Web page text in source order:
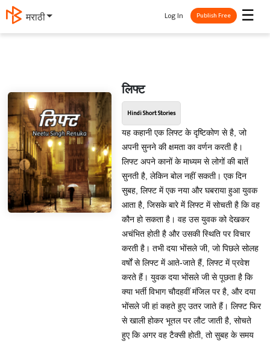
मराठी ☰
Log In Publish Free
लिफ्ट
Hindi Short Stories
यह कहानी एक लिफ्ट के दृष्टिकोण से है, जो
अपनी सुनने की क्षमता का वर्णन करती है।
लिफ्ट अपने कानों के माध्यम से लोगों की बातें
सुनती है, लेकिन बोल नहीं सकती। एक दिन
सुबह, लिफ्ट में एक नया और घबराया हुआ युवक
आता है, जिसके बारे में लिफ्ट में सोचती है कि वह
कौन हो सकता है। वह उस युवक को देखकर
अचंभित होती है और उसकी स्थिति पर विचार
करती है। तभी दया भोंसले जी, जो पिछले सोलह
वर्षों से लिफ्ट में आते-जाते हैं, लिफ्ट में प्रवेश
करते हैं। युवक दया भोंसले जी से पूछता है कि
क्या भर्ती विभाग चौदहवीं मंजिल पर है, और दया
भोंसले जी हां कहते हुए उतर जाते हैं। लिफ्ट फिर
से खाली होकर भूतल पर लौट जाती है, सोचते
हुए कि अगर वह टैक्सी होती, तो सुबह के समय